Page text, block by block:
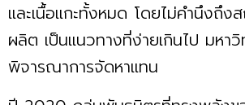
และเนื้อแกะทั้งหมด โดยไม่คำนึงถึง
ผลิต เป็นแนวทางที่ง่ายเกินไป มหา
พิจารณาการจัดหาแทน